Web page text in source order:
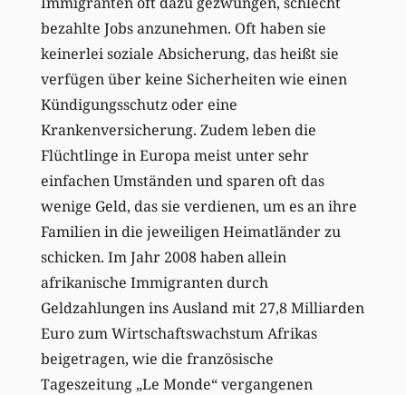
bezahlte Jobs anzunehmen. Oft haben sie
keinerlei soziale Absicherung, das heißt sie
verfügen über keine Sicherheiten wie einen
Kündigungsschutz oder eine
Krankenversicherung. Zudem leben die
Flüchtlinge in Europa meist unter sehr
einfachen Umständen und sparen oft das
wenige Geld, das sie verdienen, um es an ihre
Familien in die jeweiligen Heimatländer zu
schicken. Im Jahr 2008 haben allein
afrikanische Immigranten durch
Geldzahlungen ins Ausland mit 27,8 Milliarden
Euro zum Wirtschaftswachstum Afrikas
beigetragen, wie die französische
Tageszeitung „Le Monde“ vergangenen